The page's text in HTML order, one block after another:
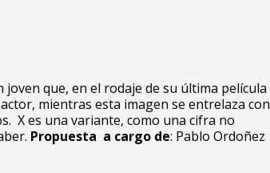
que, en el rodaje de su última película
mientras esta imagen se entrelaza con
X es una variante, como una cifra no
Propuesta a cargo de: Pablo Ordoñez